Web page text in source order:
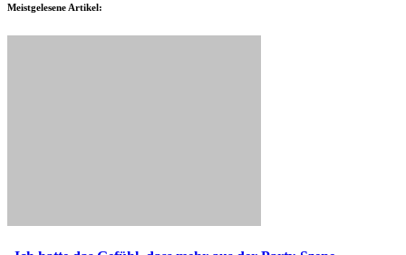
Meistgelesene Artikel: